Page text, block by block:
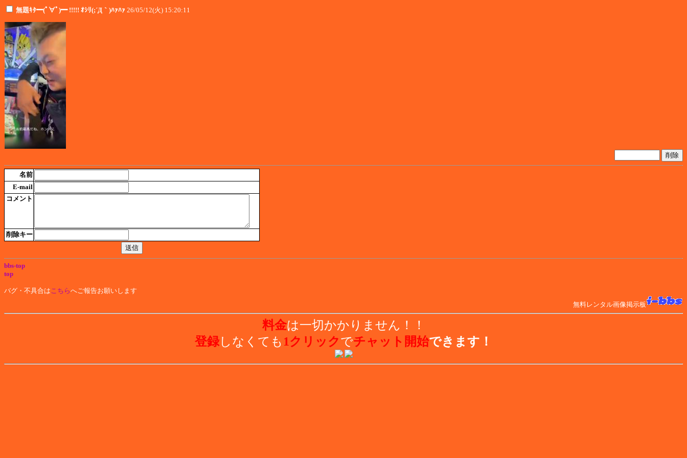
無題ｷﾀ━(ﾟ∀ﾟ)━ !!!!! ｵｼﾘ(;´Д｀)ﾊｧﾊｧ 26/05/12(火) 15:20:11
名前
E-mail
コメント
削除キー
bbs-top
top
バグ・不具合はこちらへご報告お願いします
無料レンタル画像掲示板
料金は一切かかりません！！
登録しなくても 1クリックでチャット開始できます！